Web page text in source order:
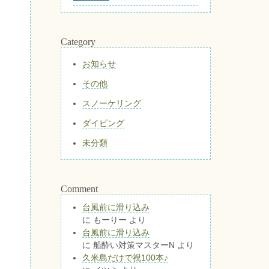
Category
お知らせ
その他
スノーケリング
ダイビング
未分類
Comment
台風前に滑り込み
に もーりー より
台風前に滑り込み
に 船酔い対策マスターN より
久米島だけで祝100本♪